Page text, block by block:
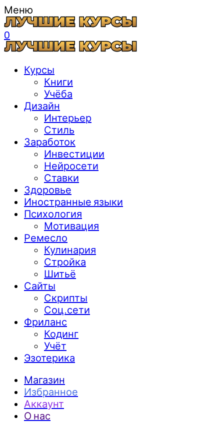
Меню
0
Курсы
Книги
Учёба
Дизайн
Интерьер
Стиль
Заработок
Инвестиции
Нейросети
Ставки
Здоровье
Иностранные языки
Психология
Мотивация
Ремесло
Кулинария
Стройка
Шитьё
Сайты
Скрипты
Соц.сети
Фриланс
Кодинг
Учёт
Эзотерика
Магазин
Избранное
Аккаунт
О нас